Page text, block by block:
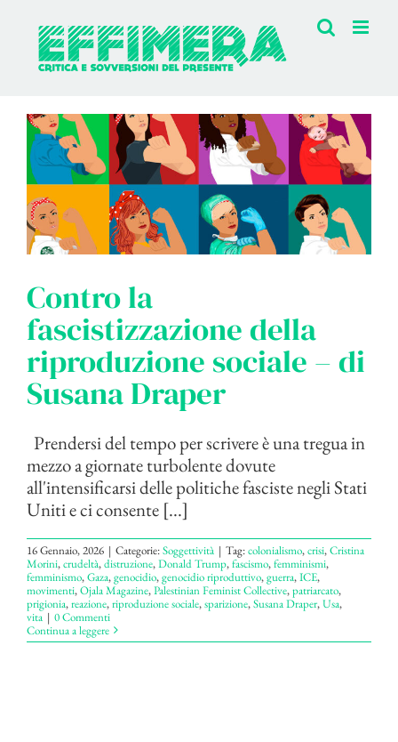
contenuto
Contro la
fascistizzazione della
riproduzione sociale – di
Susana Draper
Prendersi del tempo per scrivere è una tregua in
mezzo a giornate turbolente dovute
all'intensificarsi delle politiche fasciste negli Stati
Uniti e ci consente [...]
16 Gennaio, 2026 | Categorie:Soggettività | Tag:colonialismo,crisi,Cristina
Morini,crudeltà,distruzione,Donald Trump,fascismo,femminismi,
femminismo,Gaza,genocidio,genocidio riproduttivo,guerra,ICE,
movimenti,Ojala Magazine,Palestinian Feminist Collective,patriarcato,
prigionia,reazione,riproduzione sociale,sparizione,Susana Draper,Usa,
vita | 0 Commenti
Continua a leggere